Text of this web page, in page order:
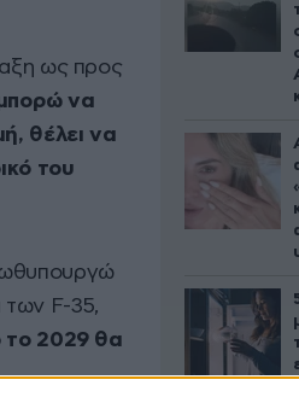
ως προς
να
θέλει να
του
των F-35,
το 2029 θα